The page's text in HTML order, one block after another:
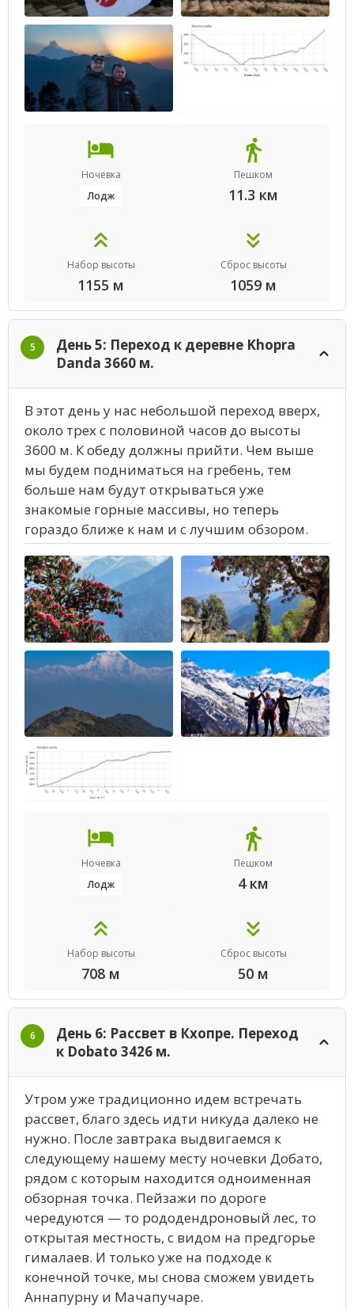
Ночевка
Лодж
Пешком
11.3 км
Набор высоты
1155 м
Сброс высоты
1059 м
5
День 5: Переход к деревне Khopra
Danda 3660 м.
В этот день у нас небольшой переход вверх,
около трех с половиной часов до высоты
3600 м. К обеду должны прийти. Чем выше
мы будем подниматься на гребень, тем
больше нам будут открываться уже
знакомые горные массивы, но теперь
гораздо ближе к нам и с лучшим обзором.
Ночевка
Лодж
Пешком
4 км
Набор высоты
708 м
Сброс высоты
50 м
6
День 6: Рассвет в Кхопре. Переход
к Dobato 3426 м.
Утром уже традиционно идем встречать
рассвет, благо здесь идти никуда далеко не
нужно. После завтрака выдвигаемся к
следующему нашему месту ночевки Добато,
рядом с которым находится одноименная
обзорная точка. Пейзажи по дороге
чередуются — то рододендроновый лес, то
открытая местность, с видом на предгорье
гималаев. И только уже на подходе к
конечной точке, мы снова сможем увидеть
Аннапурну и Мачапучаре.